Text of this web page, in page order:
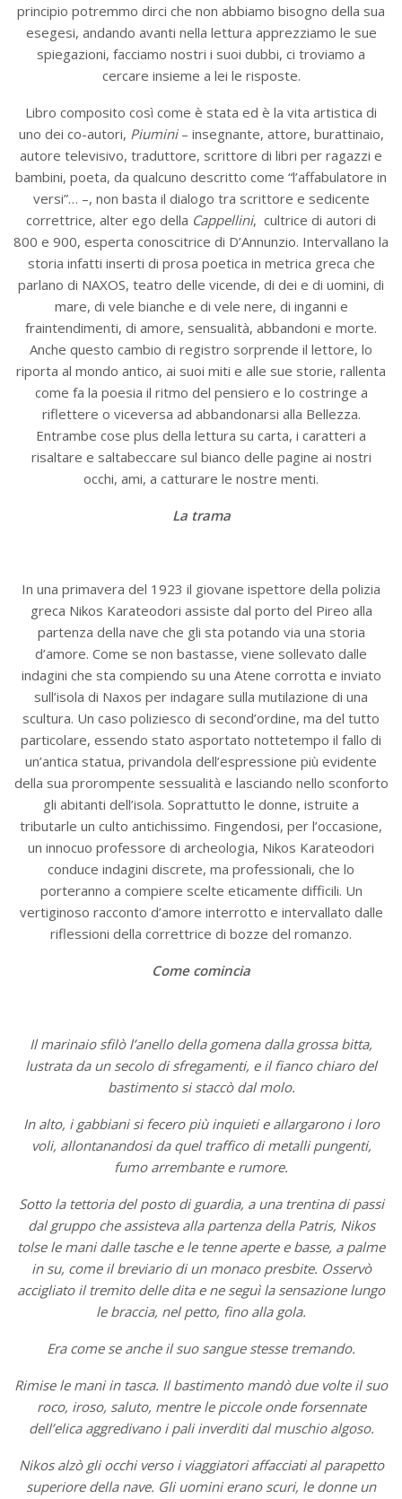
principio potremmo dirci che non abbiamo bisogno della sua
esegesi, andando avanti nella lettura apprezziamo le sue
spiegazioni, facciamo nostri i suoi dubbi, ci troviamo a
cercare insieme a lei le risposte.
Libro composito così come è stata ed è la vita artistica di
uno dei co-autori, Piumini– insegnante, attore, burattinaio,
autore televisivo, traduttore, scrittore di libri per ragazzi e
bambini, poeta, da qualcuno descritto come “l’affabulatore in
versi”… –, non basta il dialogo tra scrittore e sedicente
correttrice, alter ego della Cappellini, cultrice di autori di
800 e 900, esperta conoscitrice di D’Annunzio. Intervallano la
storia infatti inserti di prosa poetica in metrica greca che
parlano di NAXOS, teatro delle vicende, di dei e di uomini, di
mare, di vele bianche e di vele nere, di inganni e
fraintendimenti, di amore, sensualità, abbandoni e morte.
Anche questo cambio di registro sorprende il lettore, lo
riporta al mondo antico, ai suoi miti e alle sue storie, rallenta
come fa la poesia il ritmo del pensiero e lo costringe a
riflettere o viceversa ad abbandonarsi alla Bellezza.
Entrambe cose plus della lettura su carta, i caratteri a
risaltare e saltabeccare sul bianco delle pagine ai nostri
occhi, ami, a catturare le nostre menti.
La trama
In una primavera del 1923 il giovane ispettore della polizia
greca Nikos Karateodori assiste dal porto del Pireo alla
partenza della nave che gli sta potando via una storia
d’amore. Come se non bastasse, viene sollevato dalle
indagini che sta compiendo su una Atene corrotta e inviato
sull’isola di Naxos per indagare sulla mutilazione di una
scultura. Un caso poliziesco di second’ordine, ma del tutto
particolare, essendo stato asportato nottetempo il fallo di
un’antica statua, privandola dell’espressione più evidente
della sua prorompente sessualità e lasciando nello sconforto
gli abitanti dell’isola. Soprattutto le donne, istruite a
tributarle un culto antichissimo. Fingendosi, per l’occasione,
un innocuo professore di archeologia, Nikos Karateodori
conduce indagini discrete, ma professionali, che lo
porteranno a compiere scelte eticamente difficili. Un
vertiginoso racconto d’amore interrotto e intervallato dalle
riflessioni della correttrice di bozze del romanzo.
Come comincia
Il marinaio sfilò l’anello della gomena dalla grossa bitta,
lustrata da un secolo di sfregamenti, e il fianco chiaro del
bastimento si staccò dal molo.
In alto, i gabbiani si fecero più inquieti e allargarono i loro
voli, allontanandosi da quel traffico di metalli pungenti,
fumo arrembante e rumore.
Sotto la tettoria del posto di guardia, a una trentina di passi
dal gruppo che assisteva alla partenza della Patris, Nikos
tolse le mani dalle tasche e le tenne aperte e basse, a palme
in su, come il breviario di un monaco presbite. Osservò
accigliato il tremito delle dita e ne seguì la sensazione lungo
le braccia, nel petto, fino alla gola.
Era come se anche il suo sangue stesse tremando.
Rimise le mani in tasca. Il bastimento mandò due volte il suo
roco, iroso, saluto, mentre le piccole onde forsennate
dell’elica aggredivano i pali inverditi dal muschio algoso.
Nikos alzò gli occhi verso i viaggiatori affacciati al parapetto
superiore della nave. Gli uomini erano scuri, le donne un